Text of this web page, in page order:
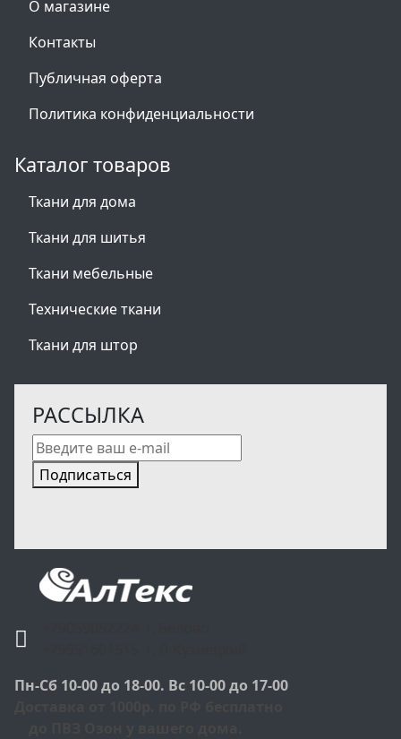
О магазине
Контакты
Публичная оферта
Политика конфиденциальности
Каталог товаров
Ткани для дома
Ткани для шитья
Ткани мебельные
Технические ткани
Ткани для штор
РАССЫЛКА
Подписаться
Пн-Сб 10-00 до 18-00. Вс 10-00 до 17-00